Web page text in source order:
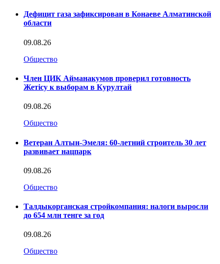
Дефицит газа зафиксирован в Конаеве Алматинской
области
09.08.26
Общество
Член ЦИК Айманакумов проверил готовность
Жетісу к выборам в Курултай
09.08.26
Общество
Ветеран Алтын-Эмеля: 60-летний строитель 30 лет
развивает нацпарк
09.08.26
Общество
Талдыкорганская стройкомпания: налоги выросли
до 654 млн тенге за год
09.08.26
Общество